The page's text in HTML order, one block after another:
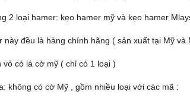
2 loại hamer: kẹo hamer mỹ và kẹo hamer
này đều là hàng chính hãng ( sản xuất tại Mỹ và
vỏ có lá cờ mỹ ( chỉ có 1 loại )
không có cờ Mỹ , gồm nhiều loại với các mã :